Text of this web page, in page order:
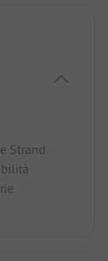
Strand